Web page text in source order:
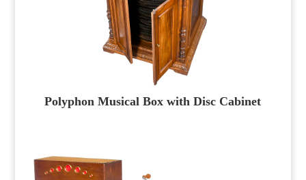
Polyphon Musical Box with Disc Cabinet